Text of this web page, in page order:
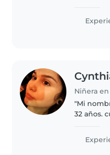
Niñera en
"Mi
32 años.
cocinar,
del